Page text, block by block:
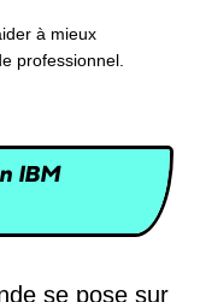
à mieux
professionnel.
IBM
se pose sur